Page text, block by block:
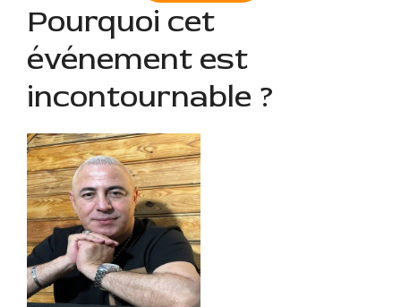
Pourquoi cet
événement est
incontournable ?